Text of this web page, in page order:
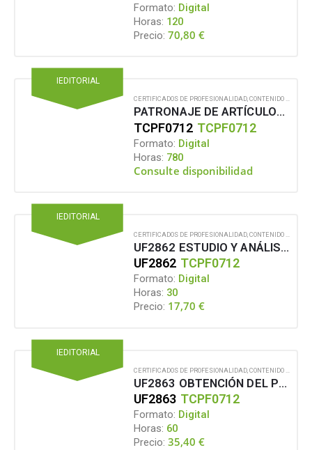
Formato: Digital
Horas: 120
Precio: 70,80€
IEDITORIAL
CERTIFICADOS DE PROFESIONALIDAD,CONTENIDO EN FORMATO DIGITAL
PATRONAJE DE ARTÍCULOS DE CONFECCIÓN EN TEXTIL Y PIEL
TCPF0712 TCPF0712
Formato: Digital
Horas: 780
Consulte disponibilidad
IEDITORIAL
CERTIFICADOS DE PROFESIONALIDAD CONTENIDO EN FORMATO DIGITAL
UF2862 ESTUDIO Y ANÁLISIS DEL DISEÑO PARA LA REALIZACIÓN DEL AJUSTE DE “LA TOILE” O GLASILLA DEL MODELO
UF2862 TCPF0712
Formato: Digital
Horas: 30
Precio: 17,70€
IEDITORIAL
CERTIFICADOS DE PROFESIONALIDAD CONTENIDO EN FORMATO DIGITAL
UF2863 OBTENCIÓN DEL PROTOTIPO, A PARTIR DE “LA TOILE”, PARA SU POSTERIOR TRANSFORMACIÓN Y CREACIÓN DE COLECCIONES
UF2863 TCPF0712
Formato: Digital
Horas: 60
Precio: 35,40€